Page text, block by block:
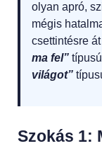
olyan apró,
mégis
csettintésre
ma fel”
világot”
Szokás 1: